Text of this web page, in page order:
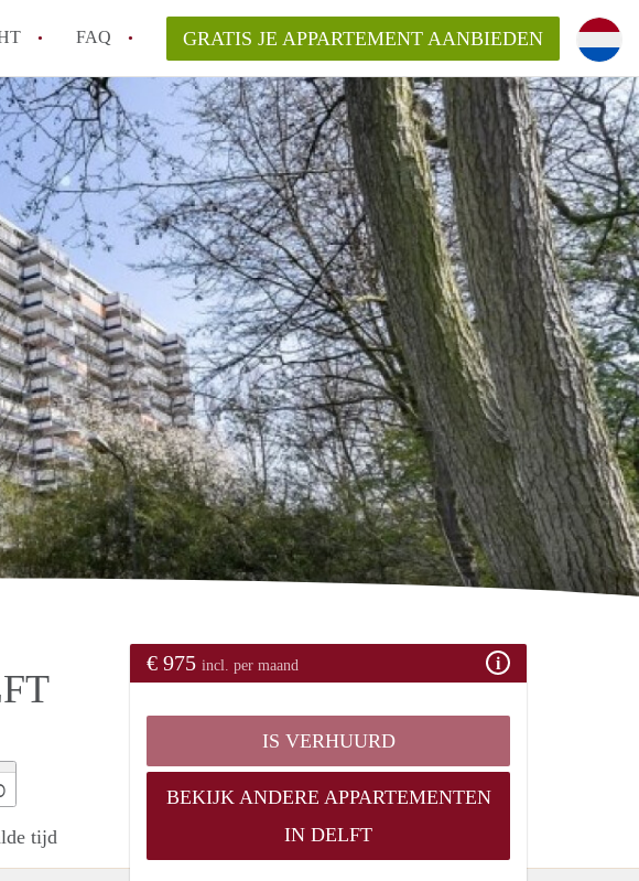
FAQ
te reageren op een Appartement in Delft?
van AppartementDelft?
makelaarsvergoeding/bemiddelingsvergoeding?
GRATIS JE APPARTEMENT AANBIEDEN
tijd
€ 975 incl. per maand
IS VERHUURD
BEKIJK ANDERE APPARTEMENTEN
IN DELFT